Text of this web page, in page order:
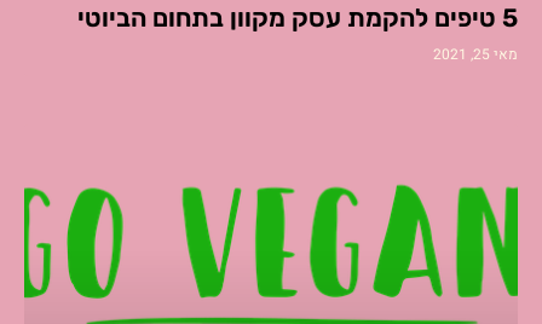
5 טיפים להקמת עסק מקוון בתחום הביוטי
מאי 25, 2021